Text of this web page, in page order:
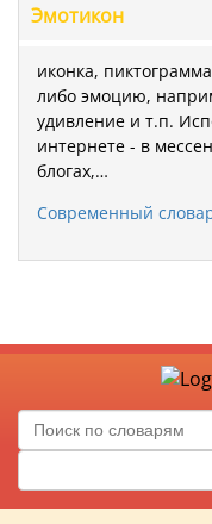
Эмотикон
иконка,
либо эмоцию,
удивление и т.п.
интернете - в
блогах,…
Современный